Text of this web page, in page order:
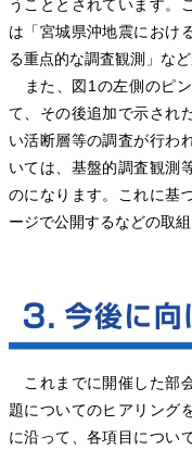
うこととされています。
は「宮城県沖地震におけ
る重点的な調査観測」な
また、図1の左側のピ
て、その後追加で示され
い活断層等の調査が行わ
いては、基盤的調査観測
のになります。これに基
ージで公開するなどの取
これまでに開催した部
題についてのヒアリング
に沿って、各項目につい